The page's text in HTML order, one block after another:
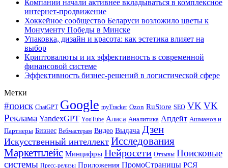
Компании начали активнее вкладываться в комплексное
интернет-продвижение
Хоккейное сообщество Беларуси возложило цветы к
Монументу Победы в Минске
Упаковка, дизайн и красота: как эстетика влияет на
выбор
Криптовалюты и их эффективность в современной
финансовой системе
Эффективность бизнес-решений в логистической сфере
Метки
#поиск ChatGPT Google myTracker Ozon RuStore SEO VK VK
Реклама YandexGPT YouTube Алиса Аналитика Апдейт Ашманов и
Партнеры Бизнес Вебмастерам Видео Выдача Дзен
Искусственный интеллект Исследования
Маркетплейс Минцифры Нейросети Отзывы Поисковые
системы Пресс-релизы Приложения ПромоСтраницы РСЯ